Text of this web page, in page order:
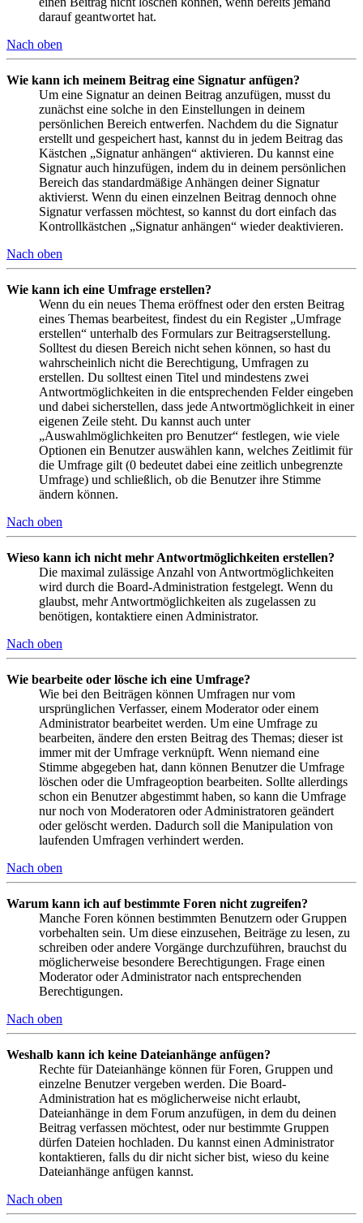
darauf geantwortet hat.
Nach oben
Wie kann ich meinem Beitrag eine Signatur anfügen?
Um eine Signatur an deinen Beitrag anzufügen, musst du
zunächst eine solche in den Einstellungen in deinem
persönlichen Bereich entwerfen. Nachdem du die Signatur
erstellt und gespeichert hast, kannst du in jedem Beitrag das
Kästchen „Signatur anhängen“ aktivieren. Du kannst eine
Signatur auch hinzufügen, indem du in deinem persönlichen
Bereich das standardmäßige Anhängen deiner Signatur
aktivierst. Wenn du einen einzelnen Beitrag dennoch ohne
Signatur verfassen möchtest, so kannst du dort einfach das
Kontrollkästchen „Signatur anhängen“ wieder deaktivieren.
Nach oben
Wie kann ich eine Umfrage erstellen?
Wenn du ein neues Thema eröffnest oder den ersten Beitrag
eines Themas bearbeitest, findest du ein Register „Umfrage
erstellen“ unterhalb des Formulars zur Beitragserstellung.
Solltest du diesen Bereich nicht sehen können, so hast du
wahrscheinlich nicht die Berechtigung, Umfragen zu
erstellen. Du solltest einen Titel und mindestens zwei
Antwortmöglichkeiten in die entsprechenden Felder eingeben
und dabei sicherstellen, dass jede Antwortmöglichkeit in einer
eigenen Zeile steht. Du kannst auch unter
„Auswahlmöglichkeiten pro Benutzer“ festlegen, wie viele
Optionen ein Benutzer auswählen kann, welches Zeitlimit für
die Umfrage gilt (0 bedeutet dabei eine zeitlich unbegrenzte
Umfrage) und schließlich, ob die Benutzer ihre Stimme
ändern können.
Nach oben
Wieso kann ich nicht mehr Antwortmöglichkeiten erstellen?
Die maximal zulässige Anzahl von Antwortmöglichkeiten
wird durch die Board-Administration festgelegt. Wenn du
glaubst, mehr Antwortmöglichkeiten als zugelassen zu
benötigen, kontaktiere einen Administrator.
Nach oben
Wie bearbeite oder lösche ich eine Umfrage?
Wie bei den Beiträgen können Umfragen nur vom
ursprünglichen Verfasser, einem Moderator oder einem
Administrator bearbeitet werden. Um eine Umfrage zu
bearbeiten, ändere den ersten Beitrag des Themas; dieser ist
immer mit der Umfrage verknüpft. Wenn niemand eine
Stimme abgegeben hat, dann können Benutzer die Umfrage
löschen oder die Umfrageoption bearbeiten. Sollte allerdings
schon ein Benutzer abgestimmt haben, so kann die Umfrage
nur noch von Moderatoren oder Administratoren geändert
oder gelöscht werden. Dadurch soll die Manipulation von
laufenden Umfragen verhindert werden.
Nach oben
Warum kann ich auf bestimmte Foren nicht zugreifen?
Manche Foren können bestimmten Benutzern oder Gruppen
vorbehalten sein. Um diese einzusehen, Beiträge zu lesen, zu
schreiben oder andere Vorgänge durchzuführen, brauchst du
möglicherweise besondere Berechtigungen. Frage einen
Moderator oder Administrator nach entsprechenden
Berechtigungen.
Nach oben
Weshalb kann ich keine Dateianhänge anfügen?
Rechte für Dateianhänge können für Foren, Gruppen und
einzelne Benutzer vergeben werden. Die Board-
Administration hat es möglicherweise nicht erlaubt,
Dateianhänge in dem Forum anzufügen, in dem du deinen
Beitrag verfassen möchtest, oder nur bestimmte Gruppen
dürfen Dateien hochladen. Du kannst einen Administrator
kontaktieren, falls du dir nicht sicher bist, wieso du keine
Dateianhänge anfügen kannst.
Nach oben